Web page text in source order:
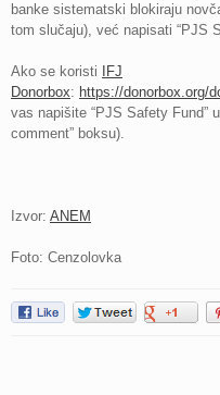
banke sistematski blokiraju
tom slučaju), već napisati “PJS
Ako se koristi
IFJ
Donorbox: https://donorbox.org/
vas napišite “PJS Safety Fund”
comment” boksu).
Izvor: ANEM
Foto: Cenzolovka